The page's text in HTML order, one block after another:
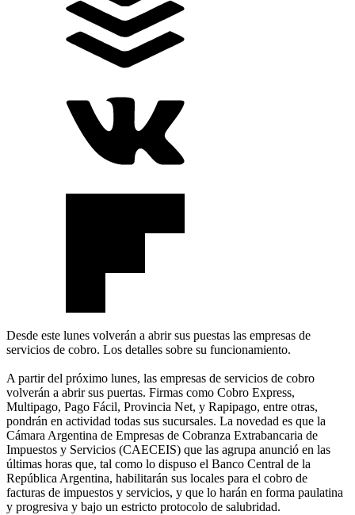
Desde este lunes volverán a abrir sus puestas las empresas de
servicios de cobro. Los detalles sobre su funcionamiento.
A partir del próximo lunes, las empresas de servicios de cobro
volverán a abrir sus puertas. Firmas como Cobro Express,
Multipago, Pago Fácil, Provincia Net, y Rapipago, entre otras,
pondrán en actividad todas sus sucursales. La novedad es que la
Cámara Argentina de Empresas de Cobranza Extrabancaria de
Impuestos y Servicios (CAECEIS) que las agrupa anunció en las
últimas horas que, tal como lo dispuso el Banco Central de la
República Argentina, habilitarán sus locales para el cobro de
facturas de impuestos y servicios, y que lo harán en forma paulatina
y progresiva y bajo un estricto protocolo de salubridad.